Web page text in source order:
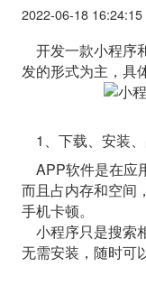
2022-06-18 16:24:15
开发一款小程序
发的形式为主，具
1、下载、安装
APP软件是在应
而且占内存和空间
手机卡顿。
小程序只是搜索
无需安装，随时可